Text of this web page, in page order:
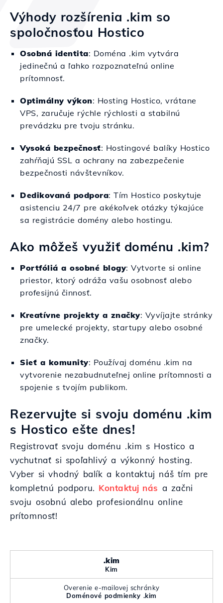
Výhody rozšírenia .kim so
spoločnosťou Hostico
Osobná identita: Doména .kim vytvára
jedinečnú a ľahko rozpoznateľnú online
prítomnosť.
Optimálny výkon: Hosting Hostico, vrátane
VPS, zaručuje rýchle rýchlosti a stabilnú
prevádzku pre tvoju stránku.
Vysoká bezpečnosť: Hostingové balíky Hostico
zahŕňajú SSL a ochrany na zabezpečenie
bezpečnosti návštevníkov.
Dedikovaná podpora: Tím Hostico poskytuje
asistenciu 24/7 pre akékoľvek otázky týkajúce
sa registrácie domény alebo hostingu.
Ako môžeš využiť doménu .kim?
Portfóliá a osobné blogy: Vytvorte si online
priestor, ktorý odráža vašu osobnosť alebo
profesijnú činnosť.
Kreatívne projekty a značky: Vyvíjajte stránky
pre umelecké projekty, startupy alebo osobné
značky.
Sieť a komunity: Používaj doménu .kim na
vytvorenie nezabudnuteľnej online prítomnosti a
spojenie s tvojím publikom.
Rezervujte si svoju doménu .kim
s Hostico ešte dnes!
Registrovať svoju doménu .kim s Hostico a
vychutnať si spoľahlivý a výkonný hosting.
Vyber si vhodný balík a kontaktuj náš tím pre
kompletnú podporu. Kontaktuj nás a začni
svoju osobnú alebo profesionálnu online
prítomnosť!
.kim
Kim
Overenie e-mailovej schránky
Doménové podmienky .kim